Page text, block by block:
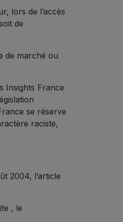
lors de l’accès
de
de marché ou
Insights France
se réserve
raciste,
2004, l’article
, le